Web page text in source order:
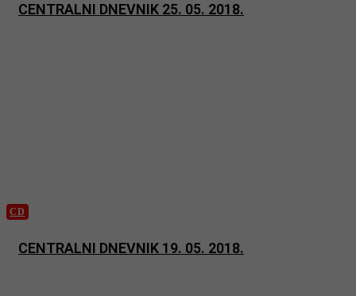
CENTRALNI DNEVNIK 25. 05. 2018.
CD
CENTRALNI DNEVNIK 19. 05. 2018.